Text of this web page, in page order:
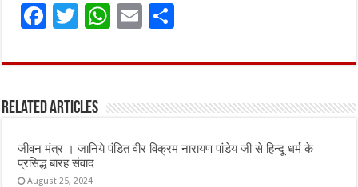
F
ce
o
o
k
T
it
r
W
at
A
p
E
ai ar
Related Articles
जीवन मंत्र । जानिये पंडित वीर विक्रम नारायण पांडेय जी से हिन्दू धर्म के
प्रसिद्ध बारह संवाद
August 25, 2024